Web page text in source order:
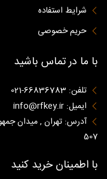
شرایط استفاده
حریم خصوصی
با ما در تماس باشید
تلفن: 66836783-021
ایمیل: info@rfkey.ir
آدرس: تهران , میدان
507
با اطمینان خرید کنید